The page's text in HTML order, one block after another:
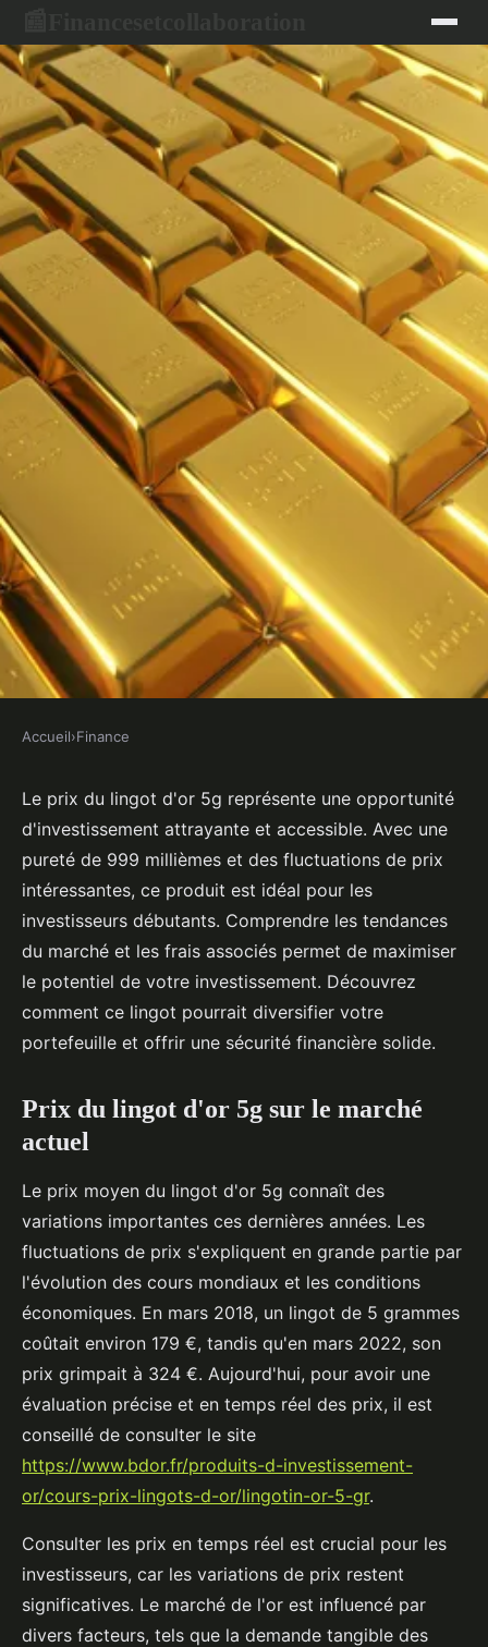
Prix du lingot d'or 5g : une
opportunité d'investissement à
saisir
Lola•14 février 2025•4 min de lecture
Accueil›Finance
Le prix du lingot d'or 5g représente une opportunité
d'investissement attrayante et accessible. Avec une
pureté de 999 millièmes et des fluctuations de prix
intéressantes, ce produit est idéal pour les
investisseurs débutants. Comprendre les tendances
du marché et les frais associés permet de maximiser
le potentiel de votre investissement. Découvrez
comment ce lingot pourrait diversifier votre
portefeuille et offrir une sécurité financière solide.
Prix du lingot d'or 5g sur le marché
actuel
Le prix moyen du lingot d'or 5g connaît des
variations importantes ces dernières années. Les
fluctuations de prix s'expliquent en grande partie par
l'évolution des cours mondiaux et les conditions
économiques. En mars 2018, un lingot de 5 grammes
coûtait environ 179 €, tandis qu'en mars 2022, son
prix grimpait à 324 €. Aujourd'hui, pour avoir une
évaluation précise et en temps réel des prix, il est
conseillé de consulter le site
https://www.bdor.fr/produits-d-investissement-
or/cours-prix-lingots-d-or/lingotin-or-5-gr.
Consulter les prix en temps réel est crucial pour les
investisseurs, car les variations de prix restent
significatives. Le marché de l'or est influencé par
divers facteurs, tels que la demande tangible des